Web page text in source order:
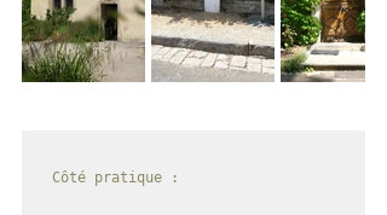
Côté pratique :